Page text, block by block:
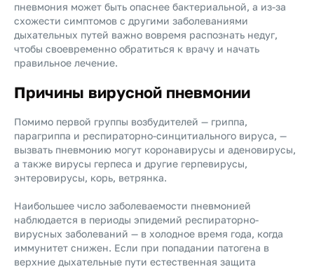
пневмония может быть опаснее бактериальной, а из-за
схожести симптомов с другими заболеваниями
дыхательных путей важно вовремя распознать недуг,
чтобы своевременно обратиться к врачу и начать
правильное лечение.
Причины вирусной пневмонии
Помимо первой группы возбудителей — гриппа,
парагриппа и респираторно-синцитиального вируса, —
вызвать пневмонию могут коронавирусы и аденовирусы,
а также вирусы герпеса и другие герпевирусы,
энтеровирусы, корь, ветрянка.
Наибольшее число заболеваемости пневмонией
наблюдается в периоды эпидемий респираторно-
вирусных заболеваний — в холодное время года, когда
иммунитет снижен. Если при попадании патогена в
верхние дыхательные пути естественная защита